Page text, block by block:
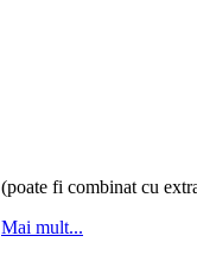
(poate fi combinat cu
Mai mult...